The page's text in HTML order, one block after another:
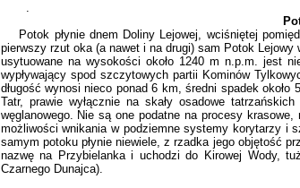
.
Potok płynie dnem Doliny Lejowej, wciśniętej
pierwszy rzut oka (a nawet i na drugi) sam Potok Lejowy
usytuowane na wysokości około 1240 m n.p.m. jest
wypływający spod szczytowych partii Kominów
długość wynosi nieco ponad 6 km, średni spadek
Tatr, prawie wyłącznie na skały osadowe
węglanowego. Nie są one podatne na procesy
możliwości wnikania w podziemne systemy korytarzy i
samym potoku płynie niewiele, z rzadka jego objętość
nazwę na Przybielanka i uchodzi do Kirowej Wody,
Czarnego Dunajca).